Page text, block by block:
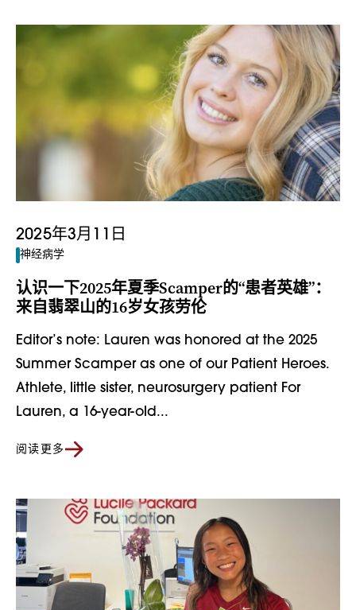
2025年3月11日
神经病学
认识一下2025年夏季Scamper的“患者英雄”：
来自翡翠山的16岁女孩劳伦
Editor’s note: Lauren was honored at the 2025
Summer Scamper as one of our Patient Heroes.
Athlete, little sister, neurosurgery patient For
Lauren, a 16-year-old...
阅读更多